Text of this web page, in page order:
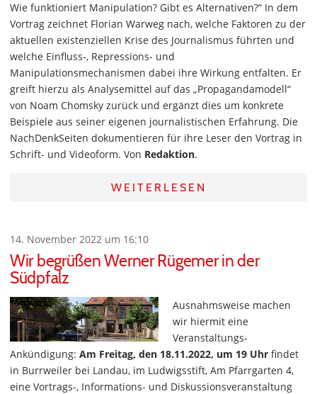
Wie funktioniert Manipulation? Gibt es Alternativen?“ In dem
Vortrag zeichnet Florian Warweg nach, welche Faktoren zu der
aktuellen existenziellen Krise des Journalismus führten und
welche Einfluss-, Repressions- und
Manipulationsmechanismen dabei ihre Wirkung entfalten. Er
greift hierzu als Analysemittel auf das „Propagandamodell“
von Noam Chomsky zurück und ergänzt dies um konkrete
Beispiele aus seiner eigenen journalistischen Erfahrung. Die
NachDenkSeiten dokumentieren für ihre Leser den Vortrag in
Schrift- und Videoform. Von Redaktion.
WEITERLESEN
14. November 2022 um 16:10
Wir begrüßen Werner Rügemer in der
Südpfalz
Ausnahmsweise machen
wir hiermit eine
Veranstaltungs-
Ankündigung: Am Freitag, den 18.11.2022, um 19 Uhr findet
in Burrweiler bei Landau, im Ludwigsstift, Am Pfarrgarten 4,
eine Vortrags-, Informations- und Diskussionsveranstaltung